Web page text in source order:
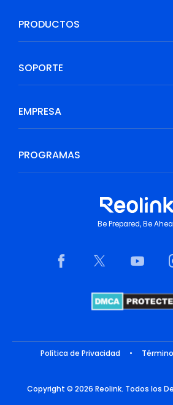
PRODUCTOS
SOPORTE
EMPRESA
PROGRAMAS
Be Prepared, Be
Política de Privacidad •
Copyright © 2026 Reolink. Todos los